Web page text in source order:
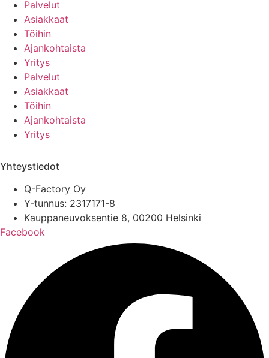
Palvelut
Asiakkaat
Töihin
Ajankohtaista
Yritys
Palvelut
Asiakkaat
Töihin
Ajankohtaista
Yritys
Yhteystiedot
Q-Factory Oy
Y-tunnus: 2317171-8
Kauppaneuvoksentie 8, 00200 Helsinki
Facebook